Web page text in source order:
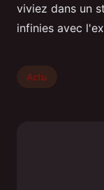
viviez dans un
infinies avec
Actu